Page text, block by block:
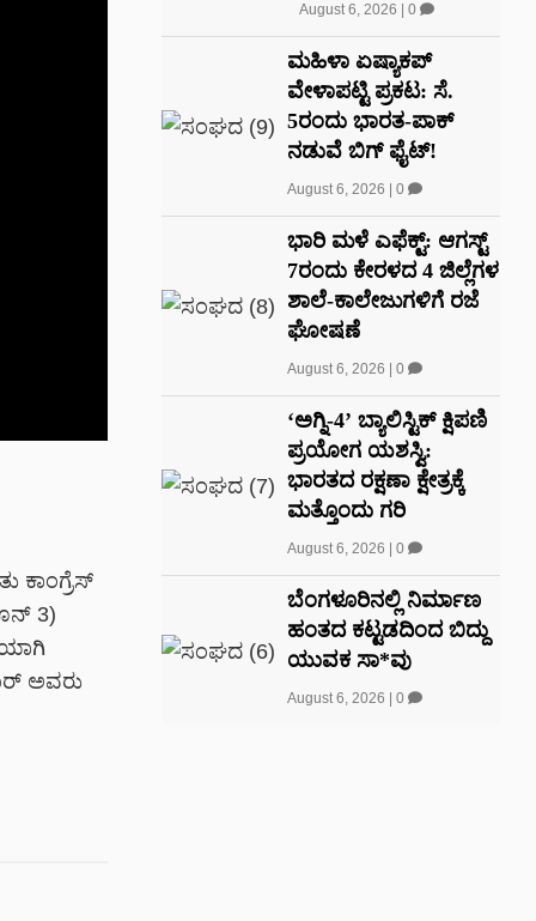
ಕಾಂಗ್ರೆಸ್
3)
ಅವರು
August 6, 2026 0
ಮಹಿಳಾ ಏಷ್ಯಾಕಪ್
ವೇಳಾಪಟ್ಟಿ ಪ್ರಕಟ: ಸೆ.
5ರಂದು ಭಾರತ-ಪಾಕ್‌
ನಡುವೆ ಬಿಗ್ ಫೈಟ್!
August 6, 2026 0
ಭಾರಿ ಮಳೆ ಎಫೆಕ್ಟ್: ಆಗಸ್ಟ್
7ರಂದು ಕೇರಳದ 4 ಜಿಲ್ಲೆಗಳ
ಶಾಲೆ-ಕಾಲೇಜುಗಳಿಗೆ ರಜೆ
ಘೋಷಣೆ
August 6, 2026 0
‘ಅಗ್ನಿ-4’ ಬ್ಯಾಲಿಸ್ಟಿಕ್ ಕ್ಷಿಪಣಿ
ಪ್ರಯೋಗ ಯಶಸ್ವಿ:
ಭಾರತದ ರಕ್ಷಣಾ ಕ್ಷೇತ್ರಕ್ಕೆ
ಮತ್ತೊಂದು ಗರಿ
August 6, 2026 0
ಬೆಂಗಳೂರಿನಲ್ಲಿ ನಿರ್ಮಾಣ
ಹಂತದ ಕಟ್ಟಡದಿಂದ ಬಿದ್ದು
ಯುವಕ ಸಾ*ವು
August 6, 2026 0